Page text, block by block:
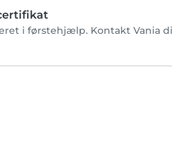
i førstehjælp. Kontakt Vania